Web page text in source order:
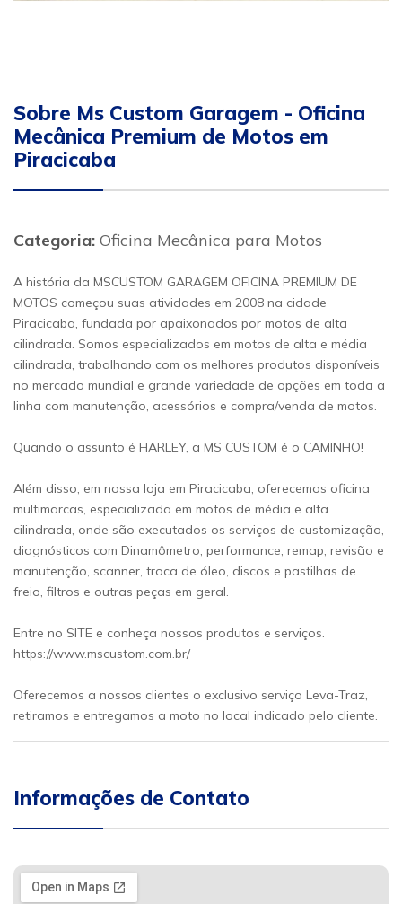
Sobre Ms Custom Garagem - Oficina
Mecânica Premium de Motos em
Piracicaba
Categoria: Oficina Mecânica para Motos
A história da MSCUSTOM GARAGEM OFICINA PREMIUM DE
MOTOS começou suas atividades em 2008 na cidade
Piracicaba, fundada por apaixonados por motos de alta
cilindrada. Somos especializados em motos de alta e média
cilindrada, trabalhando com os melhores produtos disponíveis
no mercado mundial e grande variedade de opções em toda a
linha com manutenção, acessórios e compra/venda de motos.
Quando o assunto é HARLEY, a MS CUSTOM é o CAMINHO!
Além disso, em nossa loja em Piracicaba, oferecemos oficina
multimarcas, especializada em motos de média e alta
cilindrada, onde são executados os serviços de customização,
diagnósticos com Dinamômetro, performance, remap, revisão e
manutenção, scanner, troca de óleo, discos e pastilhas de
freio, filtros e outras peças em geral.
Entre no SITE e conheça nossos produtos e serviços.
https://www.mscustom.com.br/
Oferecemos a nossos clientes o exclusivo serviço Leva-Traz,
retiramos e entregamos a moto no local indicado pelo cliente.
Informações de Contato